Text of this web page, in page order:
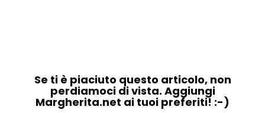
Se ti è piaciuto questo articolo, non
perdiamoci di vista. Aggiungi
Margherita.net ai tuoi preferiti! :-)